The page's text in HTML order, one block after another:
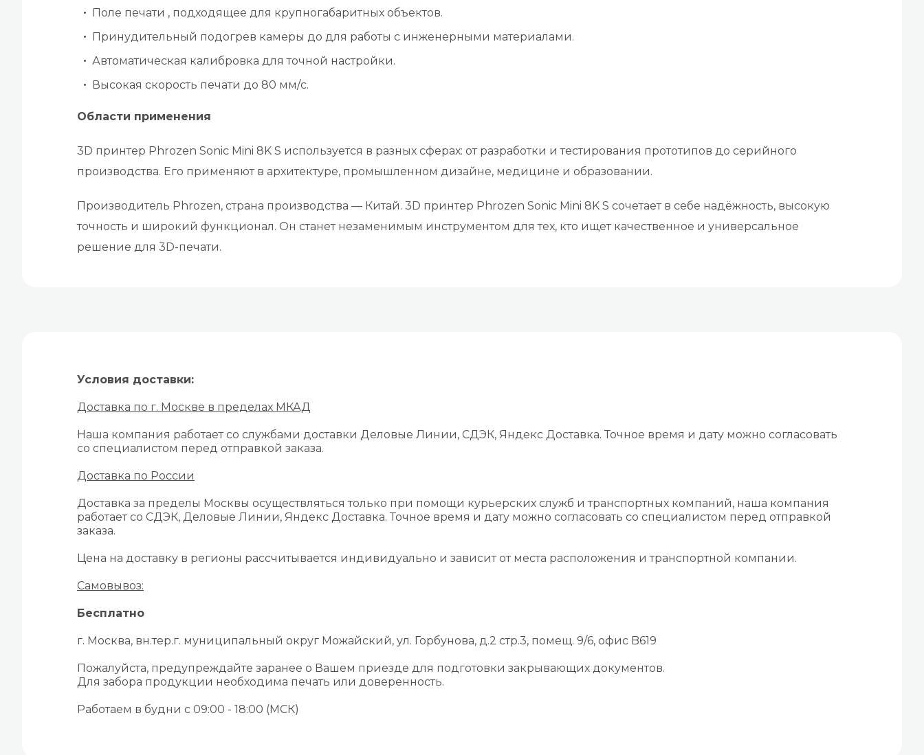
Поле печати , подходящее для крупногабаритных объектов.
Принудительный подогрев камеры до для работы с инженерными материалами.
Автоматическая калибровка для точной настройки.
Высокая скорость печати до 80 мм/с.
Области применения
3D принтер Phrozen Sonic Mini 8K S используется в разных сферах: от разработки и тестирования прототипов до серийного
производства. Его применяют в архитектуре, промышленном дизайне, медицине и образовании.
Производитель Phrozen, страна производства — Китай. 3D принтер Phrozen Sonic Mini 8K S сочетает в себе надёжность, высокую
точность и широкий функционал. Он станет незаменимым инструментом для тех, кто ищет качественное и универсальное
решение для 3D-печати.
Условия доставки:
Доставка по г. Москве в пределах МКАД
Наша компания работает со службами доставки Деловые Линии, СДЭК, Яндекс Доставка. Точное время и дату можно согласовать
со специалистом перед отправкой заказа.
Доставка по России
Доставка за пределы Москвы осуществляться только при помощи курьерских служб и транспортных компаний, наша компания
работает со СДЭК, Деловые Линии, Яндекс Доставка. Точное время и дату можно согласовать со специалистом перед отправкой
заказа.
Цена на доставку в регионы рассчитывается индивидуально и зависит от места расположения и транспортной компании.
Самовывоз:
Бесплатно
г. Москва, вн.тер.г. муниципальный округ Можайский, ул. Горбунова, д.2 стр.3, помещ. 9/6, офис B619
Пожалуйста, предупреждайте заранее о Вашем приезде для подготовки закрывающих документов.
Для забора продукции необходима печать или доверенность.
Работаем в будни с 09:00 - 18:00 (МСК)